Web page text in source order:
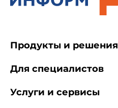
Продукты и решения
Для специалистов
Услуги и сервисы